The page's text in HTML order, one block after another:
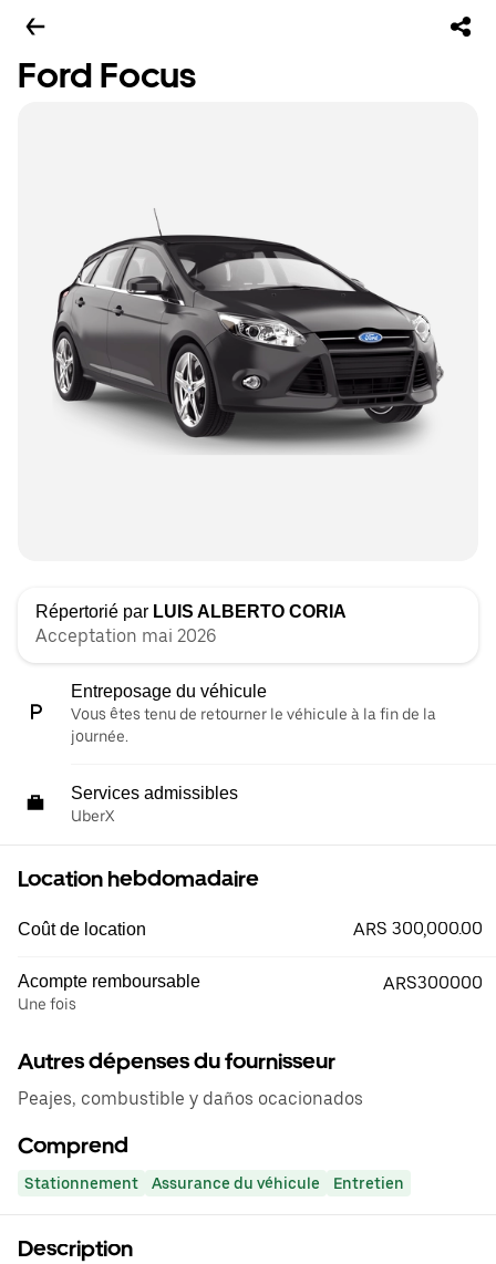
Ford Focus
Répertorié par LUIS ALBERTO CORIA
Acceptation mai 2026
Entreposage du véhicule
Vous êtes tenu de retourner le véhicule à la fin de la
journée.
Services admissibles
UberX
Location hebdomadaire
Coût de location ARS 300,000.00
Acompte remboursable
Une fois
ARS300000
Autres dépenses du fournisseur
Peajes, combustible y daños ocacionados
Comprend
Stationnement Assurance du véhicule Entretien
Description